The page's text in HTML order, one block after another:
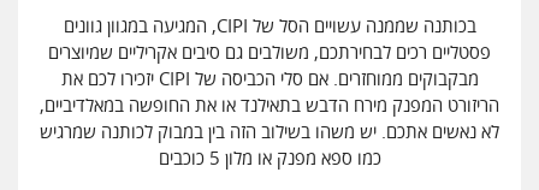
בכותנה שממנה עשויים הסל של CIPI, המגיעה במגוון גוונים
פסטליים רכים לבחירתכם, משולבים גם סיבים אקריליים שמיוצרים
מבקבוקים ממוחזרים. אם סלי הכביסה של CIPI יזכירו לכם את
הריזורט המפנק מירח הדבש בתאילנד או את החופשה במאלדיביים,
לא נאשים אתכם. יש משהו בשילוב הזה בין במבוק לכותנה שמרגיש
כמו ספא מפנק או מלון 5 כוכבים